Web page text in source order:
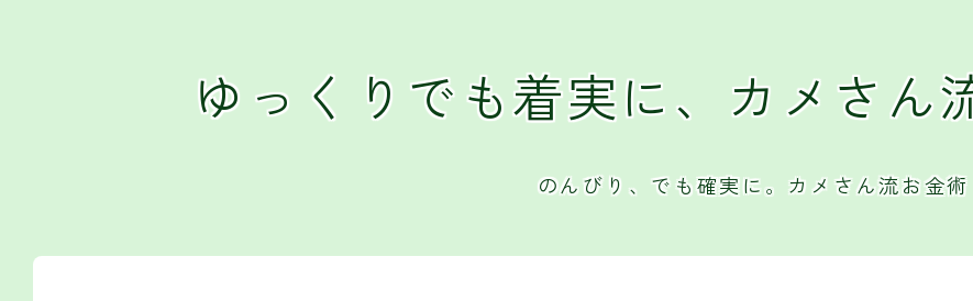
ゆっくりでも着実に、カメさん
のんびり、でも確実に。カメさん流お金術